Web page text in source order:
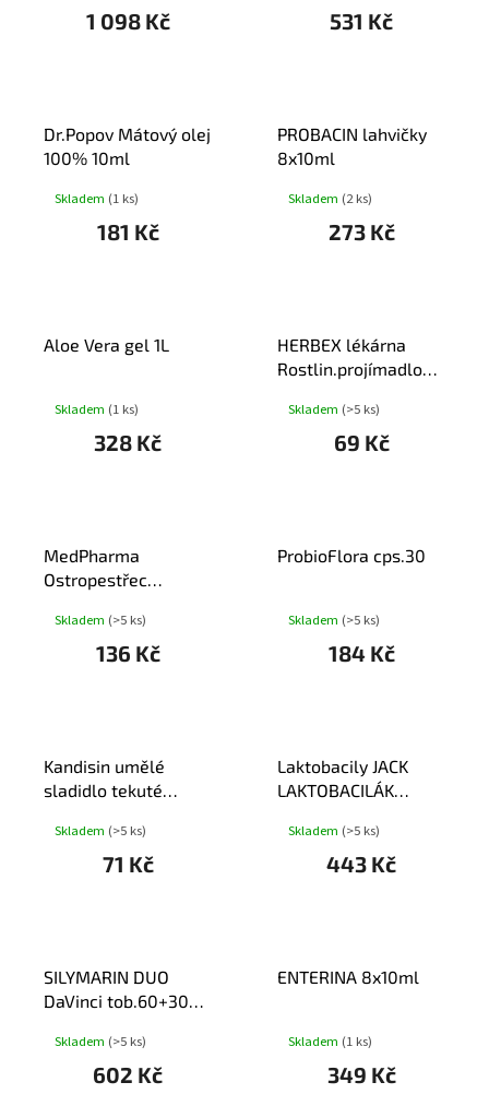
1 098 Kč 531 Kč
Dr.Popov Mátový olej
100% 10ml
Skladem (1 ks)
181 Kč
PROBACIN lahvičky
8x10ml
Skladem (2 ks)
273 Kč
Aloe Vera gel 1L
Skladem (1 ks)
328 Kč
HERBEX lékárna
Rostlin.projímadlo
Skladem (>5 ks)
69 Kč
MedPharma
Ostropestřec
tbl.37
Skladem (>5 ks)
136 Kč
ProbioFlora cps.30
Skladem (>5 ks)
184 Kč
Kandisin umělé
sladidlo tekuté
Skladem (>5 ks)
71 Kč
Laktobacily JACK
LAKTOBACILÁK
Skladem (>5 ks)
443 Kč
SILYMARIN DUO
DaVinci tob.60+30
Skladem (>5 ks)
602 Kč
ENTERINA 8x10ml
Skladem (1 ks)
349 Kč